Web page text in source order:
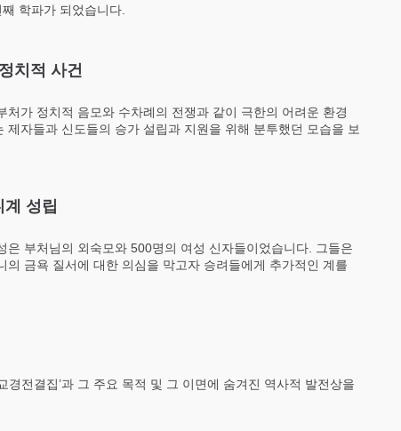
학파가 되었습니다.
치적 사건
처가 정치적 음모와 수차례의 전쟁과 같이 극한의 어려운 환경
제자들과 신도들의 승가 설립과 지원을 위해 분투했던 모습을 보
계 성립
은 부처님의 외숙모와 500명의 여성 신자들이었습니다. 그들은
의 금욕 질서에 대한 의심을 막고자 승려들에게 추가적인 계를
경전결집’과 그 주요 목적 및 그 이면에 숨겨진 역사적 발전상을